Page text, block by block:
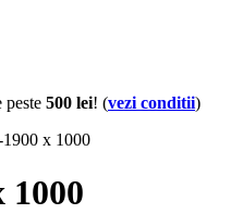
peste 500 lei! (vezi conditii)
1900 x 1000
1000